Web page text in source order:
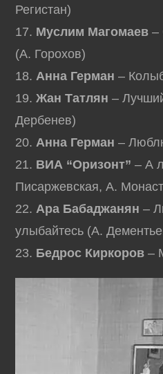
Регистан)
17. Муслим Магомаев –
(А. Горохов)
18.Анна Герман –
19.Жан Татлян –
Дербенев)
20.Анна Герман –
21. ВИА “Оризонт” – А
Писаржевская, А.
22.Ара Бабаджанян –
улыбайтесь (А.
23. Бедрос Киркоров –